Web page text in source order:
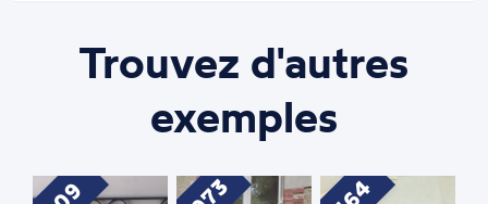
Trouvez d'autres
exemples